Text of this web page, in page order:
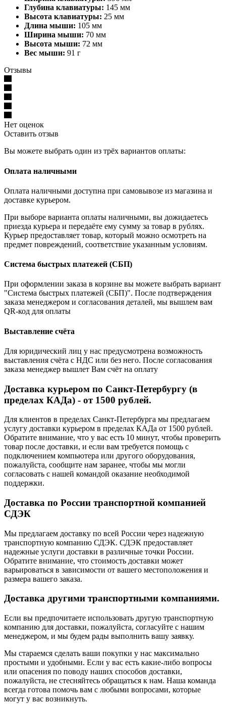
Глубина клавиатуры: 145 мм
Высота клавиатуры: 25 мм
Длина мыши: 105 мм
Ширина мыши: 70 мм
Высота мыши: 72 мм
Вес мыши: 91 г
Отзывы
Нет оценок
Оставить отзыв
Вы можете выбрать один из трёх вариантов оплаты:
Оплата наличными
Оплата наличными доступна при самовывозе из магазина и
доставке курьером.
При выборе варианта оплаты наличными, вы дожидаетесь
приезда курьера и передаёте ему сумму за товар в рублях.
Курьер предоставляет товар, который можно осмотреть на
предмет повреждений, соответствие указанным условиям.
Система быстрых платежей (СБП)
При оформлении заказа в корзине вы можете выбрать вариант
"Система быстрых платежей (СБП)". После подтверждения
заказа менеджером и согласования деталей, мы вышлем вам
QR-код для оплаты
Выставление счёта
Для юридический лиц у нас предусмотрена возможность
выставления счёта с НДС или без него. После согласования
заказа менеджер вышлет Вам счёт на оплату
Доставка курьером по Санкт-Петербургу (в
пределах КАДа) - от 1500 рублей.
Для клиентов в пределах Санкт-Петербурга мы предлагаем
услугу доставки курьером в пределах КАДа от 1500 рублей.
Обратите внимание, что у вас есть 10 минут, чтобы проверить
товар после доставки, и если вам требуется помощь с
подключением компьютера или другого оборудования,
пожалуйста, сообщите нам заранее, чтобы мы могли
согласовать с нашей командой оказание необходимой
поддержки.
Доставка по России транспортной компанией
СДЭК
Мы предлагаем доставку по всей России через надежную
транспортную компанию СДЭК. СДЭК предоставляет
надежные услуги доставки в различные точки России.
Обратите внимание, что стоимость доставки может
варьироваться в зависимости от вашего местоположения и
размера вашего заказа.
Доставка другими транспортными компаниями.
Если вы предпочитаете использовать другую транспортную
компанию для доставки, пожалуйста, согласуйте с нашим
менеджером, и мы будем рады выполнить вашу заявку.
Мы стараемся сделать ваши покупки у нас максимально
простыми и удобными. Если у вас есть какие-либо вопросы
или опасения по поводу наших способов доставки,
пожалуйста, не стесняйтесь обращаться к нам. Наша команда
всегда готова помочь вам с любыми вопросами, которые
могут у вас возникнуть.